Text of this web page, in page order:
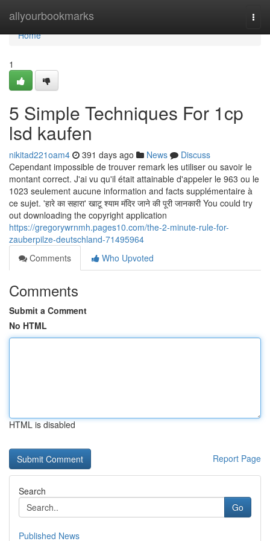
allyourbookmarks
Home
Home
1
5 Simple Techniques For 1cp
lsd kaufen
nikitad221oam4 391 days ago News
Discuss
Cependant impossible de trouver remark les utiliser ou savoir le
montant correct. J'ai vu qu'il était attainable d'appeler le 963 ou le
1023 seulement aucune information and facts supplémentaire à
ce sujet. 'हारे का सहारा' खाटू श्याम मंदिर जाने की पूरी जानकारी You could try
out downloading the copyright application
https://gregorywrnmh.pages10.com/the-2-minute-rule-for-
zauberpilze-deutschland-71495964
Comments
Who Upvoted
Comments
Submit a Comment
No HTML
HTML is disabled
Report Page
Search
Go
Published News